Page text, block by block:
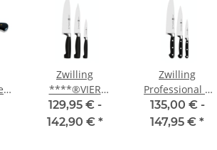
Zwilling
****®VIER
STERNE
Messerset 3-tlg.
129,95 € -
142,90 € *
Zwilling
Professional S
Messerset, 3 tlg.
135,00 € -
147,95 € *